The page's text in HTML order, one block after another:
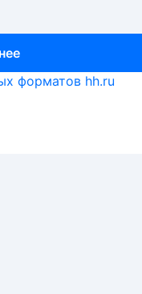
форматов hh.ru